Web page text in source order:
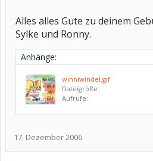
Alles alles Gute zu deinem
Sylke und Ronny.
Anhänge:
winniwindel.gif
Dateigröße:
Aufrufe:
17. Dezember 2006